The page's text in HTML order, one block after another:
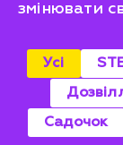
змінювати
Усі
Садочок